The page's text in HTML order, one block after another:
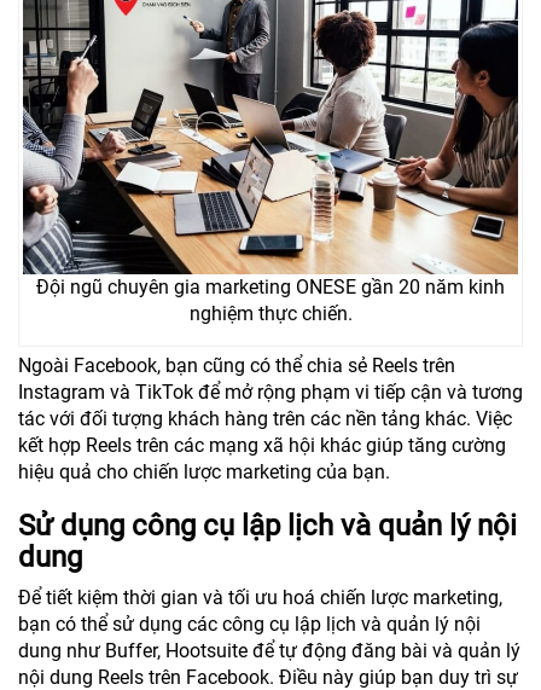
Đội ngũ chuyên gia marketing ONESE gần 20 năm kinh
nghiệm thực chiến.
Ngoài Facebook, bạn cũng có thể chia sẻ Reels trên
Instagram và TikTok để mở rộng phạm vi tiếp cận và tương
tác với đối tượng khách hàng trên các nền tảng khác. Việc
kết hợp Reels trên các mạng xã hội khác giúp tăng cường
hiệu quả cho chiến lược marketing của bạn.
Sử dụng công cụ lập lịch và quản lý nội
dung
Để tiết kiệm thời gian và tối ưu hoá chiến lược marketing,
bạn có thể sử dụng các công cụ lập lịch và quản lý nội
dung như Buffer, Hootsuite để tự động đăng bài và quản lý
nội dung Reels trên Facebook. Điều này giúp bạn duy trì sự